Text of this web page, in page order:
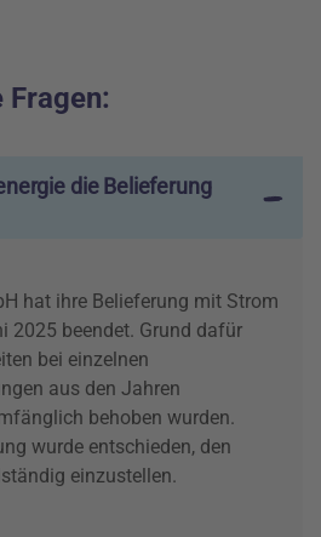
die Belieferung
hat ihre Belieferung mit Strom
2025 beendet. Grund dafür
bei einzelnen
aus den Jahren
behoben wurden.
wurde entschieden, den
einzustellen.